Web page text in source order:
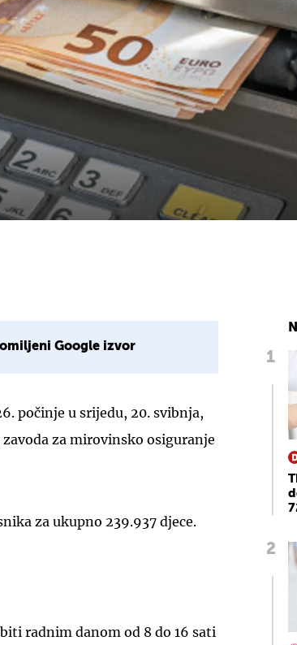
Google izvor
počinje u srijedu, 20. svibnja,
za mirovinsko osiguranje
za ukupno 239.937 djece.
radnim danom od 8 do 16 sati